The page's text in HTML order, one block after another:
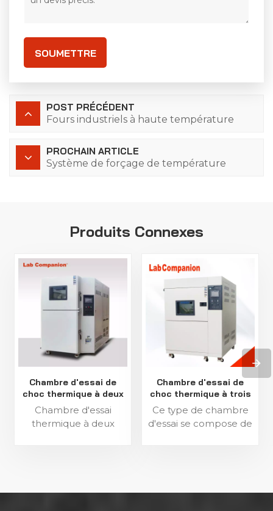
SOUMETTRE
POST PRÉCÉDENT
Fours industriels à haute température
PROCHAIN ARTICLE
Système de forçage de température
Produits Connexes
Chambre d'essai de
choc thermique à deux
zones
Chambre d'essai
thermique à deux
influence sur la
Chambre d'essai de
choc thermique à trois
zones
Ce type de chambre
d'essai se compose de
peuvent être simulées